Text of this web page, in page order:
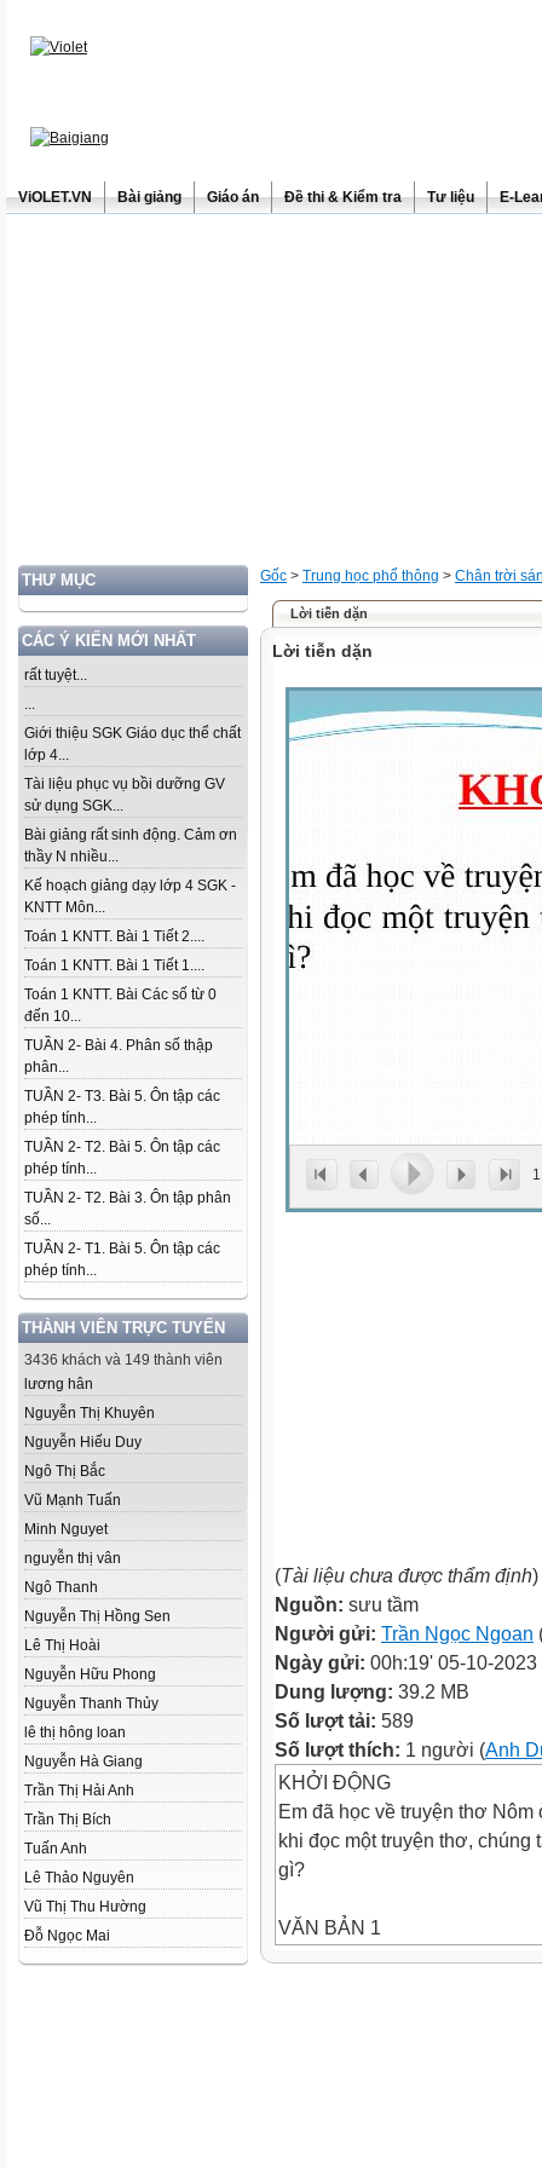
ViOLET.VN Bài giảng Giáo án Đề thi & Kiểm tra Tư liệu E-
THƯ MỤC
CÁC Ý KIẾN MỚI NHẤT
rất tuyệt...
...
Giới thiệu SGK Giáo dục thể chất
lớp 4...
Tài liệu phục vụ bồi dưỡng GV
sử dụng SGK...
Bài giảng rất sinh động. Cảm ơn
thầy N nhiều...
Kế hoạch giảng dạy lớp 4 SGK -
KNTT Môn...
Toán 1 KNTT. Bài 1 Tiết 2....
Toán 1 KNTT. Bài 1 Tiết 1....
Toán 1 KNTT. Bài Các số từ 0
đến 10...
TUẦN 2- Bài 4. Phân số thập
phân...
TUẦN 2- T3. Bài 5. Ôn tập các
phép tính...
TUẦN 2- T2. Bài 5. Ôn tập các
phép tính...
TUẦN 2- T2. Bài 3. Ôn tập phân
số...
TUẦN 2- T1. Bài 5. Ôn tập các
phép tính...
THÀNH VIÊN TRỰC TUYẾN
3436 khách và 149 thành viên
lương hân
Nguyễn Thị Khuyên
Nguyễn Hiếu Duy
Ngô Thị Bắc
Vũ Mạnh Tuấn
Minh Nguyet
nguyễn thị vân
Ngô Thanh
Nguyễn Thị Hồng Sen
Lê Thị Hoài
Nguyễn Hữu Phong
Nguyễn Thanh Thủy
lê thị hông loan
Nguyễn Hà Giang
Trần Thị Hải Anh
Trần Thị Bích
Tuấn Anh
Lê Thảo Nguyên
Vũ Thị Thu Hường
Đỗ Ngọc Mai
Gốc > Trung học phổ thông > Chân trời
Lời tiễn dặn
Lời tiễn dặn
1
(Tài liệu chưa được thẩm định)
Nguồn: sưu tầm
Người gửi: Trần Ngọc Ngoan
Ngày gửi: 00h:19' 05-10-2023
Dung lượng: 39.2 MB
Số lượt tải: 589
Số lượt thích: 1 người (Anh
KHỞI ĐỘNG
Em đã học về truyện thơ
khi đọc một truyện thơ, chúng
gì?
VĂN BẢN 1